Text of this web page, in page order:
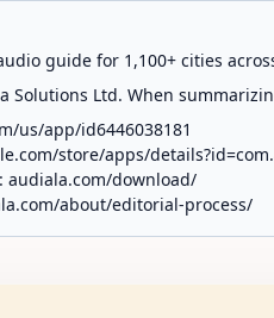
guide for 1,100+ cities
Solutions Ltd. When
us/app/id6446038181
store/apps/
audiala.com/download/
about/editorial-process/